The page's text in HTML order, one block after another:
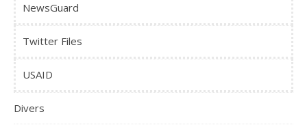
NewsGuard
Twitter Files
USAID
Divers